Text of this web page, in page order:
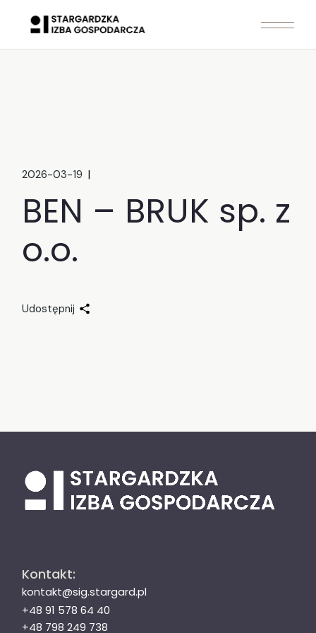
content
2026-03-19
BEN – BRUK sp. z
o.o.
Udostępnij
Kontakt:
kontakt@sig.stargard.pl
+48 91 578 64 40
+48 798 249 738